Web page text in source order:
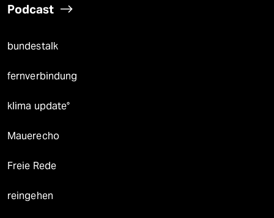
Podcast
bundestalk
fernverbindung
klima update°
Mauerecho
Freie Rede
reingehen